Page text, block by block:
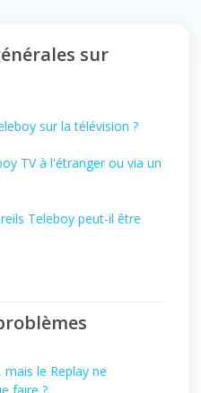
sur
sur la télévision ?
TV à l'étranger ou via un
Teleboy peut-il être
le Replay ne
faire ?